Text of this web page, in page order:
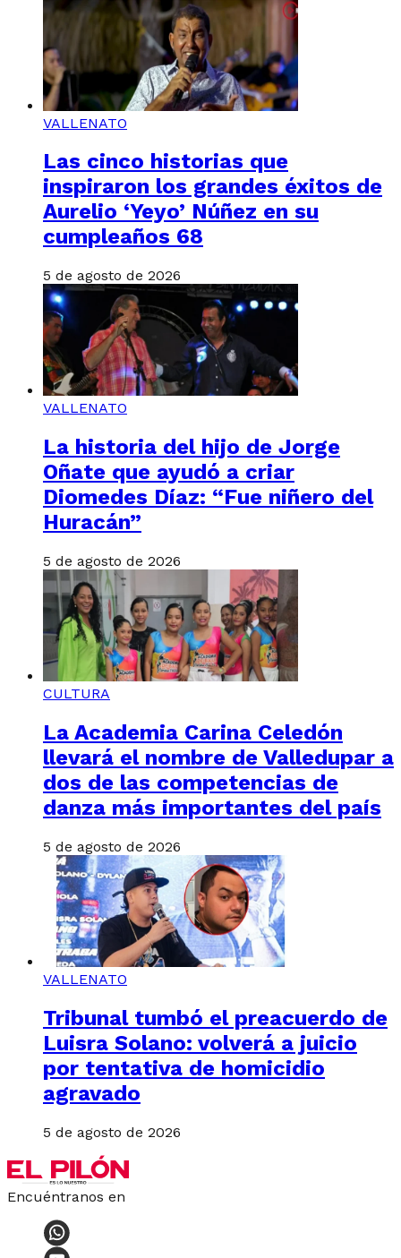
VALLENATO
Las cinco historias que
inspiraron los grandes éxitos de
Aurelio ‘Yeyo’ Núñez en su
cumpleaños 68
5 de agosto de 2026
VALLENATO
La historia del hijo de Jorge
Oñate que ayudó a criar
Diomedes Díaz: “Fue niñero del
Huracán”
5 de agosto de 2026
CULTURA
La Academia Carina Celedón
llevará el nombre de Valledupar a
dos de las competencias de
danza más importantes del país
5 de agosto de 2026
VALLENATO
Tribunal tumbó el preacuerdo de
Luisra Solano: volverá a juicio
por tentativa de homicidio
agravado
5 de agosto de 2026
Encuéntranos en